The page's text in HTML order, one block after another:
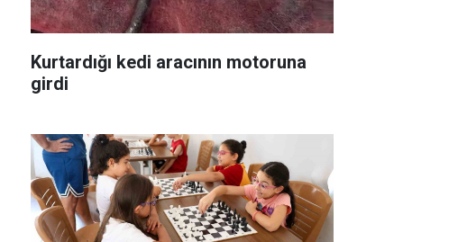
Kurtardığı kedi aracının motoruna
girdi